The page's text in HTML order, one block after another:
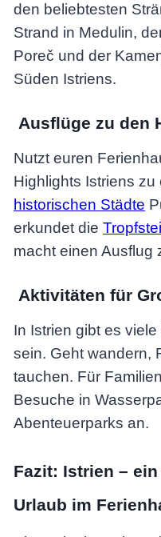
den beliebtesten
Strand in Medulin,
Poreč und der
Süden Istriens.
Ausflüge zu den
Nutzt euren
Highlights Istriens zu
historischen Städte
erkundet die
macht einen Ausflug
Aktivitäten für
In Istrien gibt es
sein. Geht wandern,
tauchen. Für
Besuche in
Abenteuerparks an.
Fazit: Istrien –
Urlaub im